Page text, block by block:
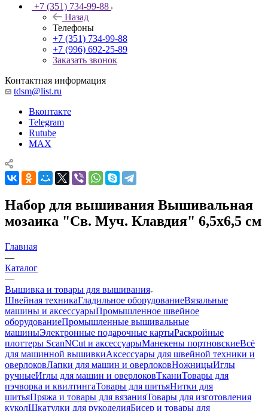
+7 (351) 734-99-88
Назад
Телефоны
+7 (351) 734-99-88
+7 (996) 692-25-89
Заказать звонок
Контактная информация
tdsm@list.ru
Вконтакте
Telegram
Rutube
MAX
Набор для вышивания Вышивальная
мозаика "Св. Муч. Клавдия" 6,5х6,5 см
Главная
—
Каталог
—
Вышивка и товары для вышивания
Швейная техникаГладильное оборудованиеВязальные
машины и аксессуарыПромышленное швейное
оборудованиеПромышленные вышивальные
машиныЭлектронные подарочные картыРаскройные
плоттеры ScanNCut и аксессуарыМанекены портновскиеВсё
для машинной вышивкиАксессуары для швейной техники и
оверлоковЛапки для машин и оверлоковНожницыИглы
ручныеИглы для машин и оверлоковТканиТовары для
пэчворка и квилтингаТовары для шитьяНитки для
шитьяПряжа и товары для вязанияТовары для изготовления
куколШкатулки для рукоделияБисер и товары для